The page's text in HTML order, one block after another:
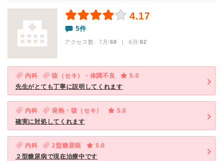
4.17
5件
アクセス数 7月:68 | 6月:82
内科 咳（セキ）・体調不良
5.0
先生がとても丁寧に説明してくれます
内科 発熱・咳（セキ）
5.0
確実に対処してくれます
内科 2型糖尿病
5.0
２型糖尿病で現在治療中です